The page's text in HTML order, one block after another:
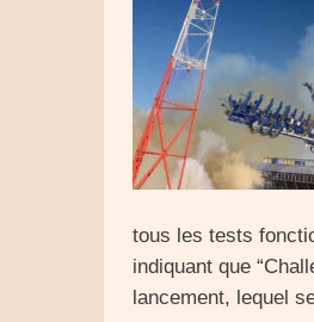
tous les tests
indiquant que
lancement, lequel